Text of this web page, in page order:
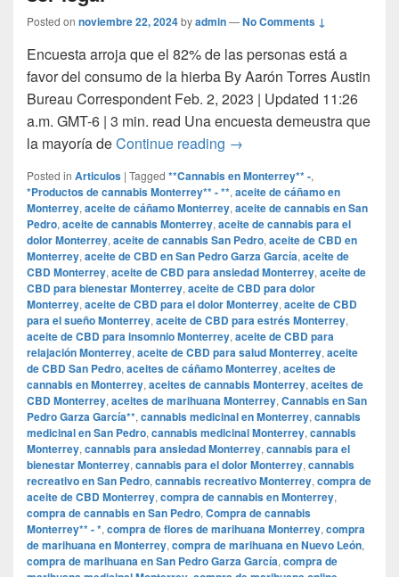
Posted on noviembre 22, 2024byadmin—No Comments ↓
Encuesta arroja que el 82% de las personas está a
favor del consumo de la hierba By Aarón Torres Austin
Bureau Correspondent Feb. 2, 2023 | Updated 11:26
a.m. GMT-6 | 3 min. read Una encuesta demeustra que
la mayoría deContinue reading Mayoría de los texanos
→
Posted in Articulos | Tagged **Cannabis en Monterrey** -,
*Productos de cannabis Monterrey** - **, aceite de cáñamo en
Monterrey, aceite de cáñamo Monterrey, aceite de cannabis en San
Pedro, aceite de cannabis Monterrey, aceite de cannabis para el
dolor Monterrey, aceite de cannabis San Pedro, aceite de CBD en
Monterrey, aceite de CBD en San Pedro Garza García, aceite de
CBD Monterrey, aceite de CBD para ansiedad Monterrey, aceite de
CBD para bienestar Monterrey, aceite de CBD para dolor
Monterrey, aceite de CBD para el dolor Monterrey, aceite de CBD
para el sueño Monterrey, aceite de CBD para estrés Monterrey,
aceite de CBD para insomnio Monterrey, aceite de CBD para
relajación Monterrey, aceite de CBD para salud Monterrey, aceite
de CBD San Pedro, aceites de cáñamo Monterrey, aceites de
cannabis en Monterrey, aceites de cannabis Monterrey, aceites de
CBD Monterrey, aceites de marihuana Monterrey, Cannabis en San
Pedro Garza García**, cannabis medicinal en Monterrey, cannabis
medicinal en San Pedro, cannabis medicinal Monterrey, cannabis
Monterrey, cannabis para ansiedad Monterrey, cannabis para el
bienestar Monterrey, cannabis para el dolor Monterrey, cannabis
recreativo en San Pedro, cannabis recreativo Monterrey, compra de
aceite de CBD Monterrey, compra de cannabis en Monterrey,
compra de cannabis en San Pedro, Compra de cannabis
Monterrey** - *, compra de flores de marihuana Monterrey, compra
de marihuana en Monterrey, compra de marihuana en Nuevo León,
compra de marihuana en San Pedro Garza García, compra de